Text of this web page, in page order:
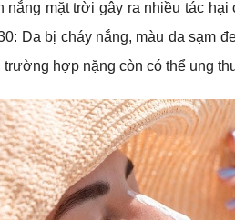
nắng mặt trời gây ra nhiều tác
Da bị cháy nắng, màu da sạm
trường hợp nặng còn có thể ung